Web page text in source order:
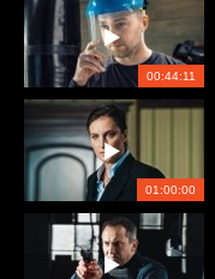
00:44:11
01:00:00